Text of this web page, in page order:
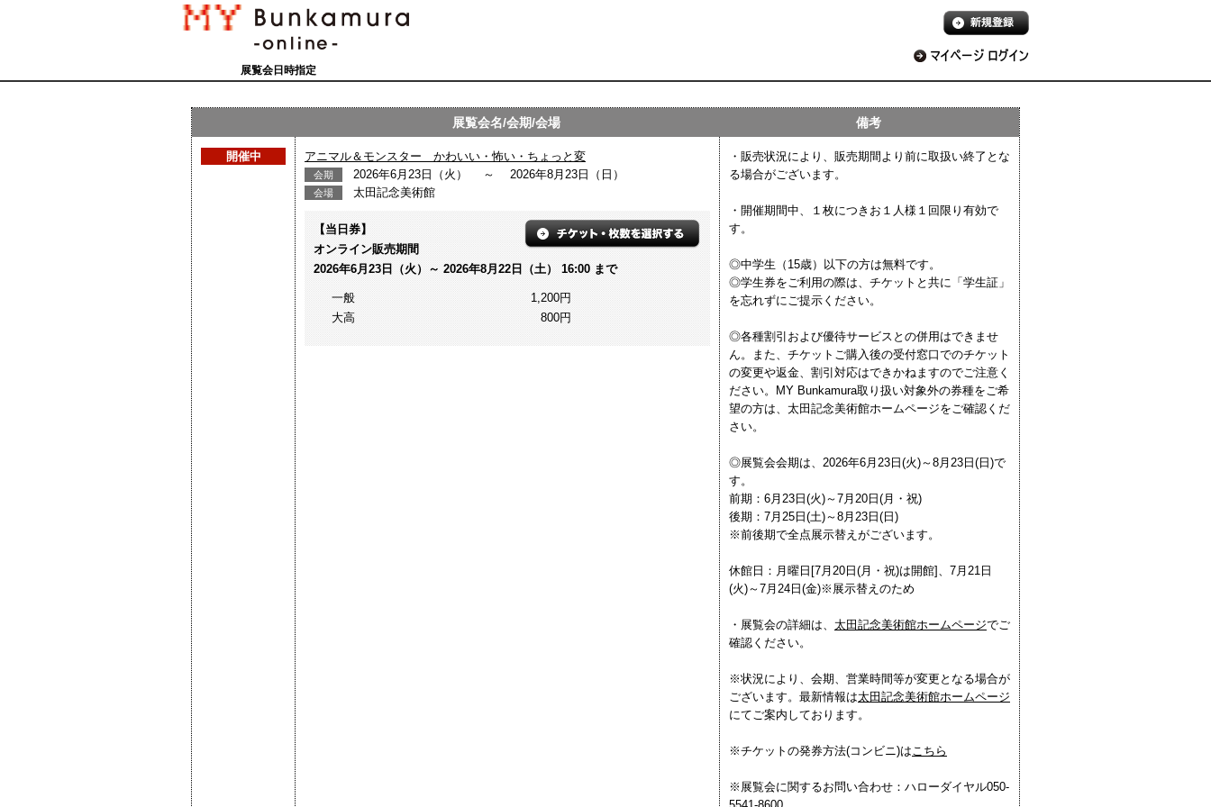
展覧会日時指定
展覧会名/会期/会場 備考
開催中 アニマル＆モンスター かわいい・怖い・ちょっと変
会期 2026年6月23日（火） ～ 2026年8月23日（日）
会場 太田記念美術館
【当日券】
オンライン販売期間
2026年6月23日（火）～ 2026年8月22日（土） 16:00 まで
一般
1,200円
大高
800円
・販売状況により、販売期間より前に取扱い終了とな
る場合がございます。
・開催期間中、１枚につきお１人様１回限り有効で
す。
◎中学生（15歳）以下の方は無料です。
◎学生券をご利用の際は、チケットと共に「学生証」
を忘れずにご提示ください。
◎各種割引および優待サービスとの併用はできませ
ん。また、チケットご購入後の受付窓口でのチケット
の変更や返金、割引対応はできかねますのでご注意く
ださい。MY Bunkamura取り扱い対象外の券種をご希
望の方は、太田記念美術館ホームページをご確認くだ
さい。
◎展覧会会期は、2026年6月23日(火)～8月23日(日)で
す。
前期：6月23日(火)～7月20日(月・祝)
後期：7月25日(土)～8月23日(日)
※前後期で全点展示替えがございます。
休館日：月曜日[7月20日(月・祝)は開館]、7月21日
(火)～7月24日(金)※展示替えのため
・展覧会の詳細は、 太田記念美術館ホームページでご
確認ください。
※状況により、会期、営業時間等が変更となる場合が
ございます。最新情報は太田記念美術館ホームページ
にてご案内しております。
※チケットの発券方法(コンビニ)はこちら
※展覧会に関するお問い合わせ：ハローダイヤル050-